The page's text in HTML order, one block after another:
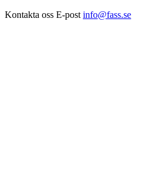
Kontakta oss E-post info@fass.se